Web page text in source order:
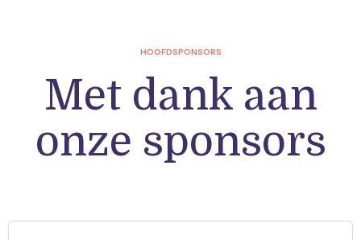
HOOFDSPONSORS
Met dank aan
onze sponsors